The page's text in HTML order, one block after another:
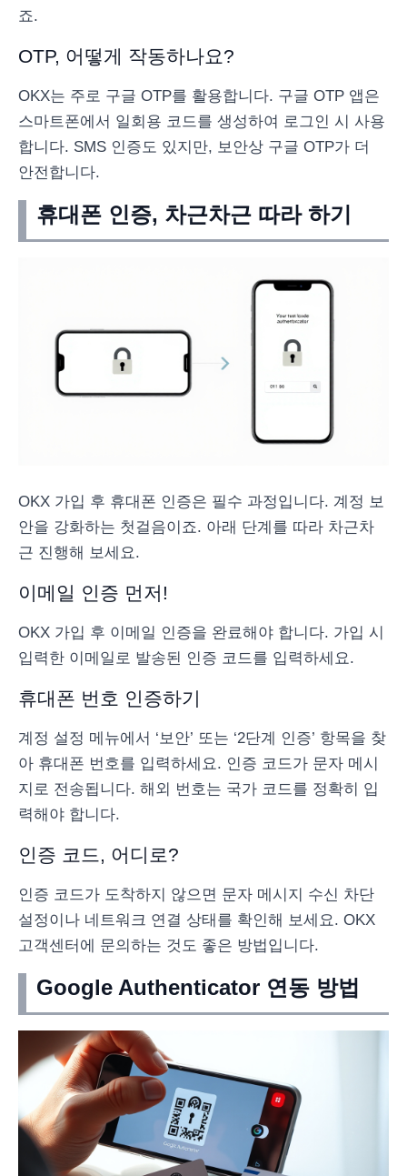
죠.
OTP, 어떻게 작동하나요?
OKX는 주로 구글 OTP를 활용합니다. 구글 OTP 앱은
스마트폰에서 일회용 코드를 생성하여 로그인 시 사용
합니다. SMS 인증도 있지만, 보안상 구글 OTP가 더
안전합니다.
휴대폰 인증, 차근차근 따라 하기
OKX 가입 후 휴대폰 인증은 필수 과정입니다. 계정 보
안을 강화하는 첫걸음이죠. 아래 단계를 따라 차근차
근 진행해 보세요.
이메일 인증 먼저!
OKX 가입 후 이메일 인증을 완료해야 합니다. 가입 시
입력한 이메일로 발송된 인증 코드를 입력하세요.
휴대폰 번호 인증하기
계정 설정 메뉴에서 ‘보안’ 또는 ‘2단계 인증’ 항목을 찾
아 휴대폰 번호를 입력하세요. 인증 코드가 문자 메시
지로 전송됩니다. 해외 번호는 국가 코드를 정확히 입
력해야 합니다.
인증 코드, 어디로?
인증 코드가 도착하지 않으면 문자 메시지 수신 차단
설정이나 네트워크 연결 상태를 확인해 보세요. OKX
고객센터에 문의하는 것도 좋은 방법입니다.
Google Authenticator 연동 방법